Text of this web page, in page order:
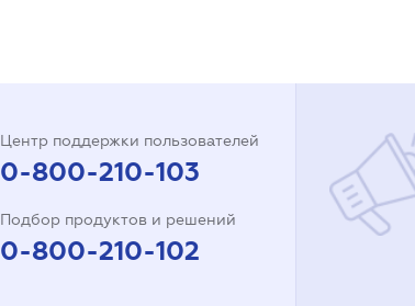
Центр поддержки пользователей
0-800-210-103
Подбор продуктов и решений
0-800-210-102